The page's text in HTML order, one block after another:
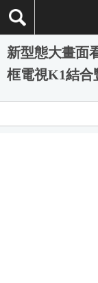
新型態大畫面
框電視K1結合